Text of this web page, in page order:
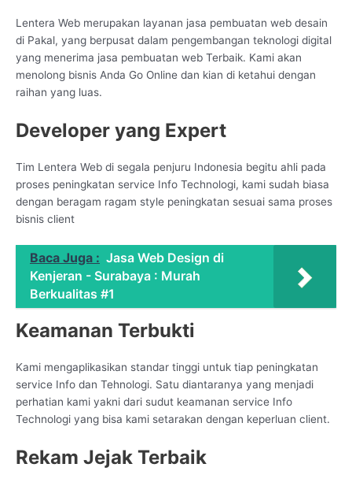
Lentera Web merupakan layanan jasa pembuatan web desain
di Pakal, yang berpusat dalam pengembangan teknologi digital
yang menerima jasa pembuatan web Terbaik. Kami akan
menolong bisnis Anda Go Online dan kian di ketahui dengan
raihan yang luas.
Developer yang Expert
Tim Lentera Web di segala penjuru Indonesia begitu ahli pada
proses peningkatan service Info Technologi, kami sudah biasa
dengan beragam ragam style peningkatan sesuai sama proses
bisnis client
Baca Juga : Jasa Web Design di
Kenjeran - Surabaya : Murah
Berkualitas #1
Keamanan Terbukti
Kami mengaplikasikan standar tinggi untuk tiap peningkatan
service Info dan Tehnologi. Satu diantaranya yang menjadi
perhatian kami yakni dari sudut keamanan service Info
Technologi yang bisa kami setarakan dengan keperluan client.
Rekam Jejak Terbaik